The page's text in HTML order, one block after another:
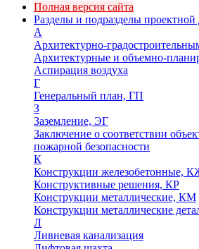
Полная версия сайта
Разделы и подразделы
А
Архитектурно-
Архитектурные и объемно-
Аспирация воздуха
Г
Генеральный план, ГП
З
Заземление, ЭГ
Заключение о соответствии
пожарной безопасности
К
Конструкции железобетонные,
Конструктивные решения, КР
Конструкции металлические, КМ
Конструкции металлические
Л
Ливневая канализация